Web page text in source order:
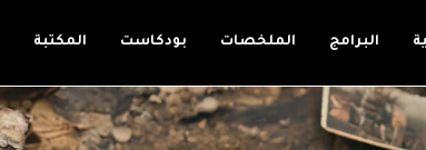
البرامج الملخصات بودكاست المكتبة